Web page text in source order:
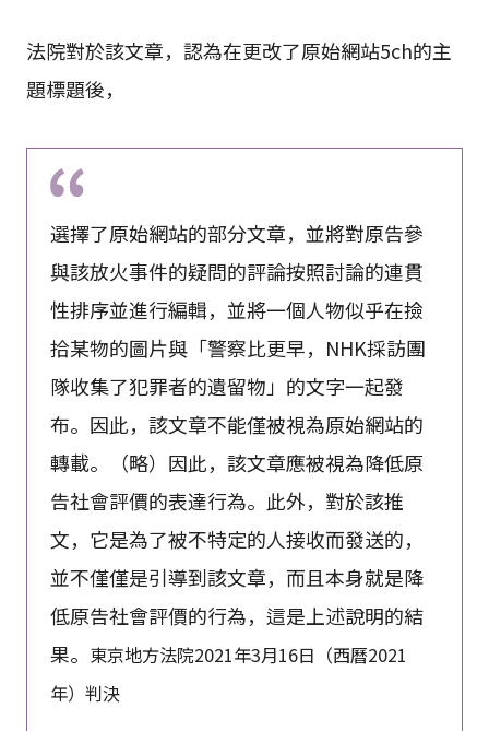
法院對於該文章，認為在更改了原始網站5ch的主
題標題後，
選擇了原始網站的部分文章，並將對原告參
與該放火事件的疑問的評論按照討論的連貫
性排序並進行編輯，並將一個人物似乎在撿
拾某物的圖片與「警察比更早，NHK採訪團
隊收集了犯罪者的遺留物」的文字一起發
布。因此，該文章不能僅被視為原始網站的
轉載。（略）因此，該文章應被視為降低原
告社會評價的表達行為。此外，對於該推
文，它是為了被不特定的人接收而發送的，
並不僅僅是引導到該文章，而且本身就是降
低原告社會評價的行為，這是上述說明的結
果。 東京地方法院2021年3月16日（西曆2021
年）判決